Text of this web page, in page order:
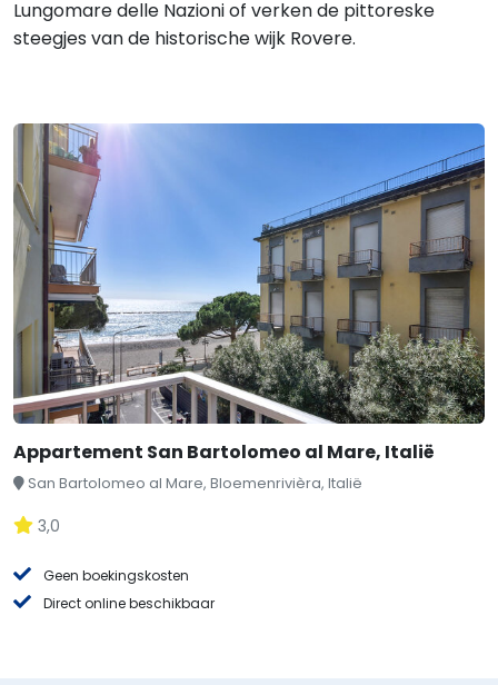
Lungomare delle Nazioni of verken de pittoreske
steegjes van de historische wijk Rovere.
Appartement San Bartolomeo al Mare, Italië
San Bartolomeo al Mare, Bloemenrivièra, Italië
3,0
Geen boekingskosten
Direct online beschikbaar